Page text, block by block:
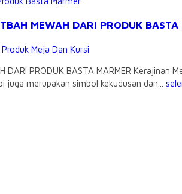
MEWAH DARI PRODUK BASTA
Produk Meja Dan Kursi
DARI PRODUK BASTA MARMER
merupakan simbol kekudusan dan...